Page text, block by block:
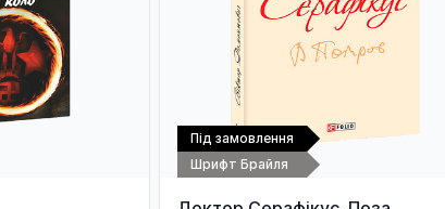
Шрифт Брайля
Під замовлення